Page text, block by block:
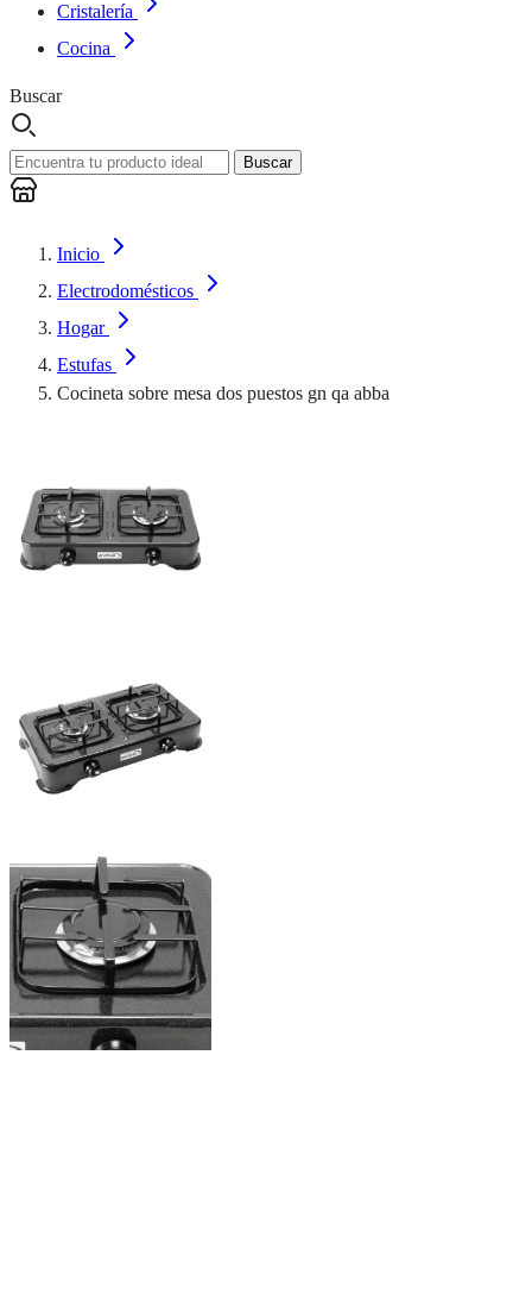
Cristalería
Cocina
Buscar
Buscar
Inicio
Electrodomésticos
Hogar
Estufas
Cocineta sobre mesa dos puestos gn qa abba